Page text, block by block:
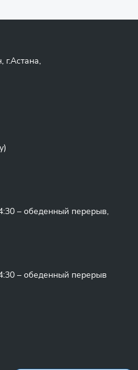
г.Астана,
– обеденный перерыв,
– обеденный перерыв